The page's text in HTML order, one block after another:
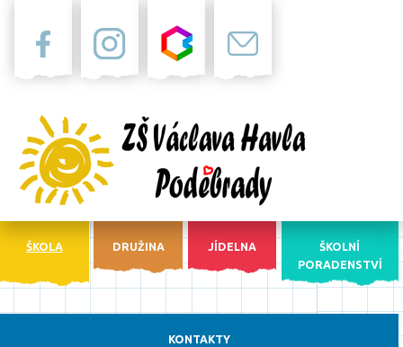
ŠKOLA DRUŽINA JÍDELNA
ŠKOLNÍ
PORADENSTVÍ
KONTAKTY